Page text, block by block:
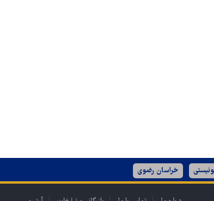
خراسان رضوی